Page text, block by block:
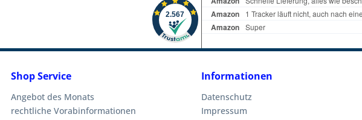
Shop Service
Angebot des Monats
rechtliche Vorabinformationen
Informationen
Datenschutz
Impressum